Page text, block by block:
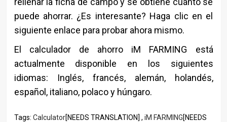
puede ahorrar. ¿Es interesante? Haga clic en el
siguiente enlace para probar ahora mismo.
El calculador de ahorro iM FARMING está
actualmente disponible en los siguientes
idiomas: Inglés, francés, alemán, holandés,
español, italiano, polaco y húngaro.
Tags: Calculator[NEEDS TRANSLATION] , iM FARMING[NEEDS